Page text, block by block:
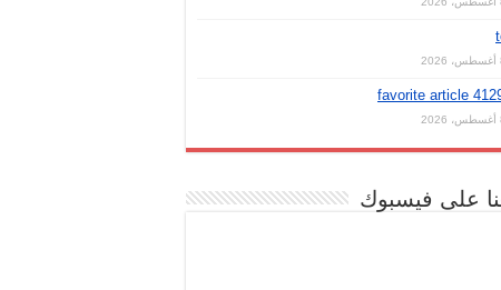
favorite article
على فيسبوك